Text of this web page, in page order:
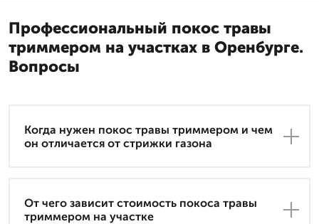
Профессиональный покос травы
триммером на участках в Оренбурге.
Вопросы
Когда нужен покос травы триммером и чем
он отличается от стрижки газона
От чего зависит стоимость покоса травы
триммером на участке